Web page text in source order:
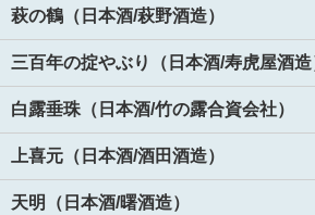
萩の鶴（日本酒/萩野酒造）
三百年の掟やぶり（日本酒/寿虎屋酒造
白露垂珠（日本酒/竹の露合資会社）
上喜元（日本酒/酒田酒造）
天明（日本酒/曙酒造）